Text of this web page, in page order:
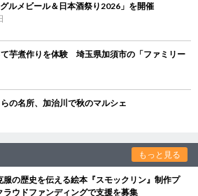
ルメビール＆日本酒祭り2026」を開催
芋煮作りを体験 埼玉県加須市の「ファミリー
の名所、加治川で秋のマルシェ
もっと見る
服の歴史を伝える絵本『スモックリン』制作プ
ウドファンディングで支援を募集